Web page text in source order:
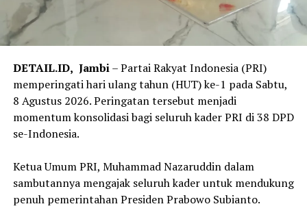
DETAIL.ID, Jambi– Partai Rakyat Indonesia (PRI)
memperingati hari ulang tahun (HUT) ke-1 pada Sabtu,
8 Agustus 2026. Peringatan tersebut menjadi
momentum konsolidasi bagi seluruh kader PRI di 38 DPD
se-Indonesia.
‎Ketua Umum PRI, Muhammad Nazaruddin dalam
sambutannya mengajak seluruh kader untuk mendukung
penuh pemerintahan Presiden Prabowo Subianto.